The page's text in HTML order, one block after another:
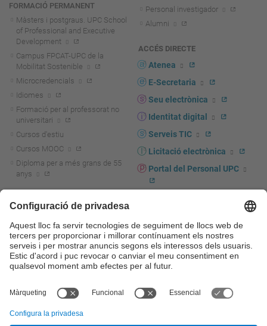
FORMACIÓ PERMANENT
Màsters i postgraus. UPC School
of Professional and Executive
Development
Campus FPCAT-UPC de la
Mobilitat Sostenible
Microcredencials
Idiomes
Formació per al professorat no
universitari
Cursos d'estiu
Cursos MOOC
Diploma per a més grans de 55
anys
Actualitat R+D+I
La recerca a la UPC
La transferència, l'emprenedoria i
la innovació a la UPC
Foment i suport a la recerca
transferència, l'emprenedoria i la
Serveis per a empreses
Personal investigador
Alumni
ACCÉS DIRECTE
Atenea
E-Secretaria
Seu electrònica
Identitat digital
Serveis TIC
Licitació electrònica
Portal del Personal UPC
UPCshop, marxandatge
Sala de premsa
Seguretat i salut